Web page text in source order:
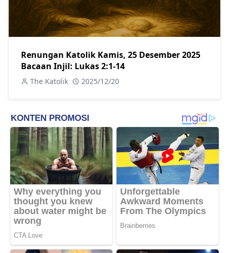
Renungan Katolik Kamis, 25 Desember 2025
Bacaan Injil: Lukas 2:1-14
The Katolik 2025/12/20